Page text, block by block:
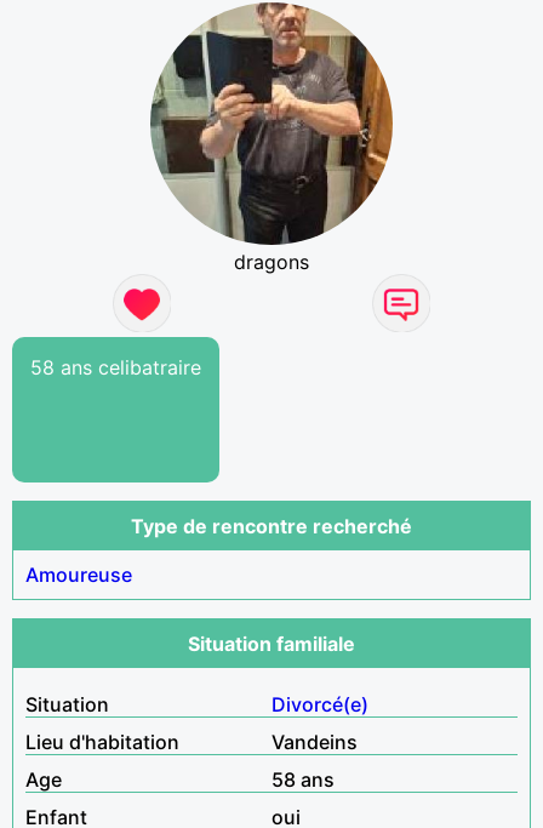
dragons
58 ans celibatraire
Type de rencontre recherché
Amoureuse
Situation familiale
Situation
Divorcé(e)
Lieu d'habitation
Vandeins
Age
58 ans
Enfant
oui